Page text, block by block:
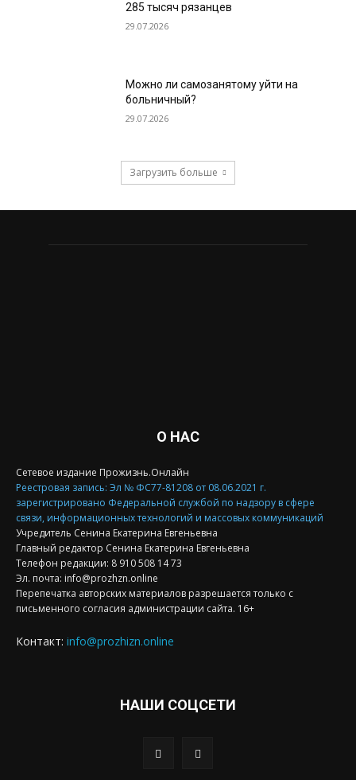
285 тысяч рязанцев
29.07.2026
Можно ли самозанятому уйти на
больничный?
29.07.2026
Загрузить больше
О НАС
Сетевое издание Прожизнь.Онлайн
Реестровая запись: Эл № ФС77-81208 от 08.06.2021 г.
зарегистрировано Федеральной службой по надзору в сфере
связи, информационных технологий и массовых коммуникаций
Учредитель Сенина Екатерина Евгеньевна
Главный редактор Сенина Екатерина Евгеньевна
Телефон редакции: 8 910 508 14 73
Эл. почта: info@prozhzn.online
Перепечатка авторских материалов разрешается только с
письменного согласия администрации сайта. 16+
Контакт: info@prozhizn.online
НАШИ СОЦСЕТИ